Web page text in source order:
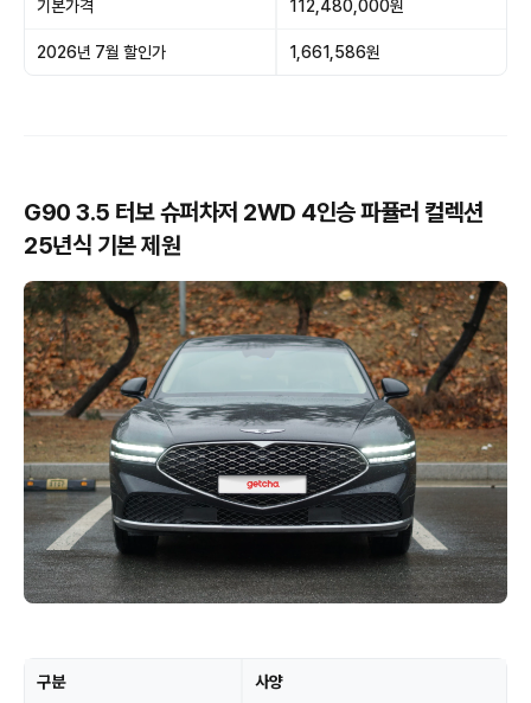
기본가격 112,480,000원
2026년 7월 할인가 1,661,586원
G90 3.5 터보 슈퍼차저 2WD 4인승 파퓰러 컬렉션
25년식 기본 제원
구분 사양